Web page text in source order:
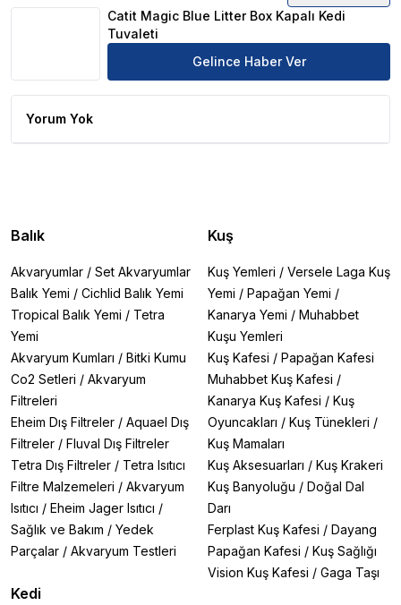
Catit Magic Blue Litter Box Kapalı Kedi
Tuvaleti
Gelince Haber Ver
Yorum Yok
Balık
Akvaryumlar / Set Akvaryumlar
Balık Yemi / Cichlid Balık Yemi
Tropical Balık Yemi / Tetra
Yemi
Akvaryum Kumları / Bitki Kumu
Co2 Setleri / Akvaryum
Filtreleri
Eheim Dış Filtreler / Aquael Dış
Filtreler / Fluval Dış Filtreler
Tetra Dış Filtreler / Tetra Isıtıcı
Filtre Malzemeleri / Akvaryum
Isıtıcı / Eheim Jager Isıtıcı /
Sağlık ve Bakım / Yedek
Parçalar / Akvaryum Testleri
Kedi
Kuş
Kuş Yemleri / Versele Laga Kuş
Yemi / Papağan Yemi /
Kanarya Yemi / Muhabbet
Kuşu Yemleri
Kuş Kafesi / Papağan Kafesi
Muhabbet Kuş Kafesi /
Kanarya Kuş Kafesi / Kuş
Oyuncakları / Kuş Tünekleri /
Kuş Mamaları
Kuş Aksesuarları / Kuş Krakeri
Kuş Banyoluğu / Doğal Dal
Darı
Ferplast Kuş Kafesi / Dayang
Papağan Kafesi / Kuş Sağlığı
Vision Kuş Kafesi / Gaga Taşı